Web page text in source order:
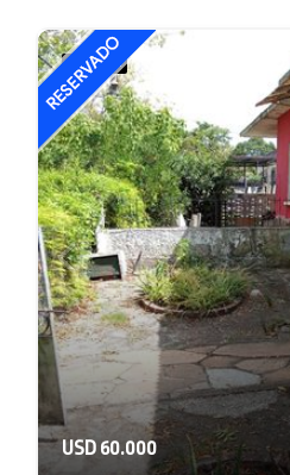
DESTACADA
USD 60.000